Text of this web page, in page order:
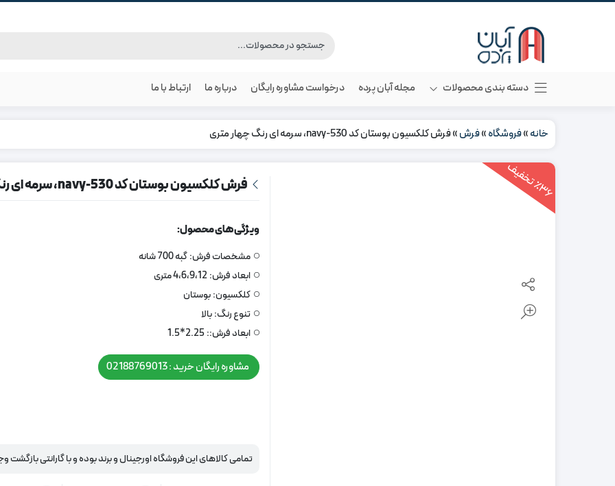
دسته بندی محصولات مجله آبان پرده درخواست مشاوره رایگان درباره ما ارتباط با ما
خانه»فروشگاه»فرش»فرش کلکسیون بوستان کد 530-navy، سرمه ای رنگ چهار متری
٪3
6
ت
خ
ف
یف فرش کلکسیون بوستان کد 530-navy، سرمه ای رنگ چهار متری
ویژگی های محصول:
مشخصات فرش: گبه 700 شانه
ابعاد فرش: 4،‌6،9،12 متری
کلکسیون: بوستان
تنوع رنگ: بالا
ابعاد فرش:: 2.25*1.5
مشاوره رایگان خرید : 02188769013
تمامی کالاهای این فروشگاه اورجینال و برند بوده و با گارانتی بازگشت